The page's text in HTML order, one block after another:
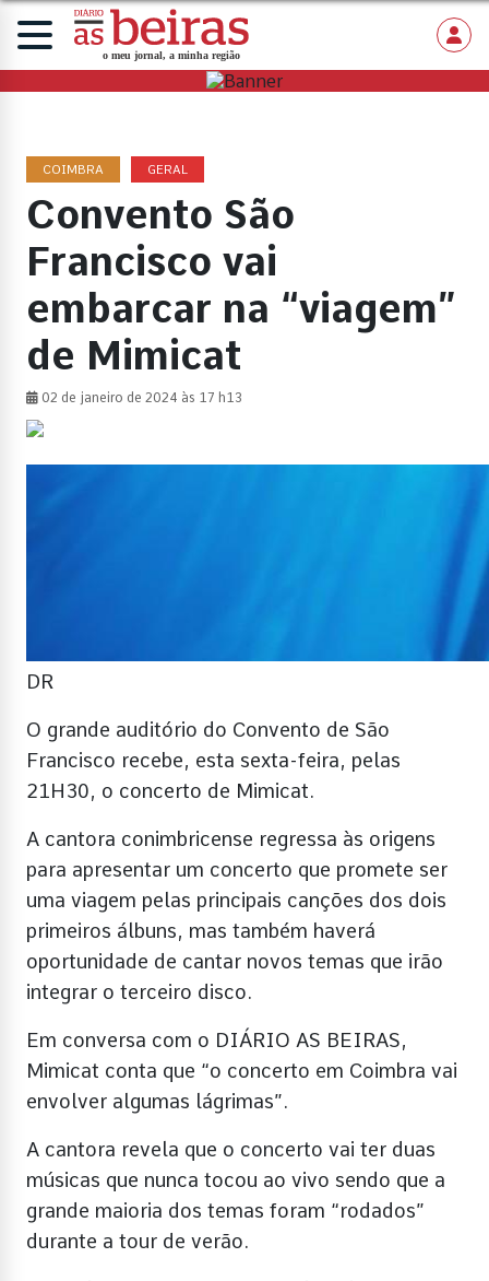
COIMBRA GERAL
Convento São
Francisco vai
embarcar na “viagem”
de Mimicat
02 de janeiro de 2024 às 17 h13
DR
O grande auditório do Convento de São
Francisco recebe, esta sexta-feira, pelas
21H30, o concerto de Mimicat.
A cantora conimbricense regressa às origens
para apresentar um concerto que promete ser
uma viagem pelas principais canções dos dois
primeiros álbuns, mas também haverá
oportunidade de cantar novos temas que irão
integrar o terceiro disco.
Em conversa com o DIÁRIO AS BEIRAS,
Mimicat conta que “o concerto em Coimbra vai
envolver algumas lágrimas”.
A cantora revela que o concerto vai ter duas
músicas que nunca tocou ao vivo sendo que a
grande maioria dos temas foram “rodados”
durante a tour de verão.